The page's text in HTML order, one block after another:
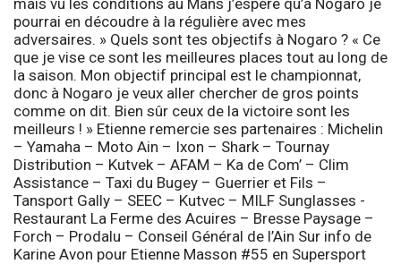
pourrai en découdre à la régulière avec mes
adversaires. » Quels sont tes objectifs à Nogaro ? « Ce
que je vise ce sont les meilleures places tout au long de
la saison. Mon objectif principal est le championnat,
donc à Nogaro je veux aller chercher de gros points
comme on dit. Bien sûr ceux de la victoire sont les
meilleurs ! » Etienne remercie ses partenaires : Michelin
– Yamaha – Moto Ain – Ixon – Shark – Tournay
Distribution – Kutvek – AFAM – Ka de Com’ – Clim
Assistance – Taxi du Bugey – Guerrier et Fils –
Tansport Gally – SEEC – Kutvec – MILF Sunglasses -
Restaurant La Ferme des Acuires – Bresse Paysage –
Forch – Prodalu – Conseil Général de l’Ain Sur info de
Karine Avon pour Etienne Masson #55 en Supersport